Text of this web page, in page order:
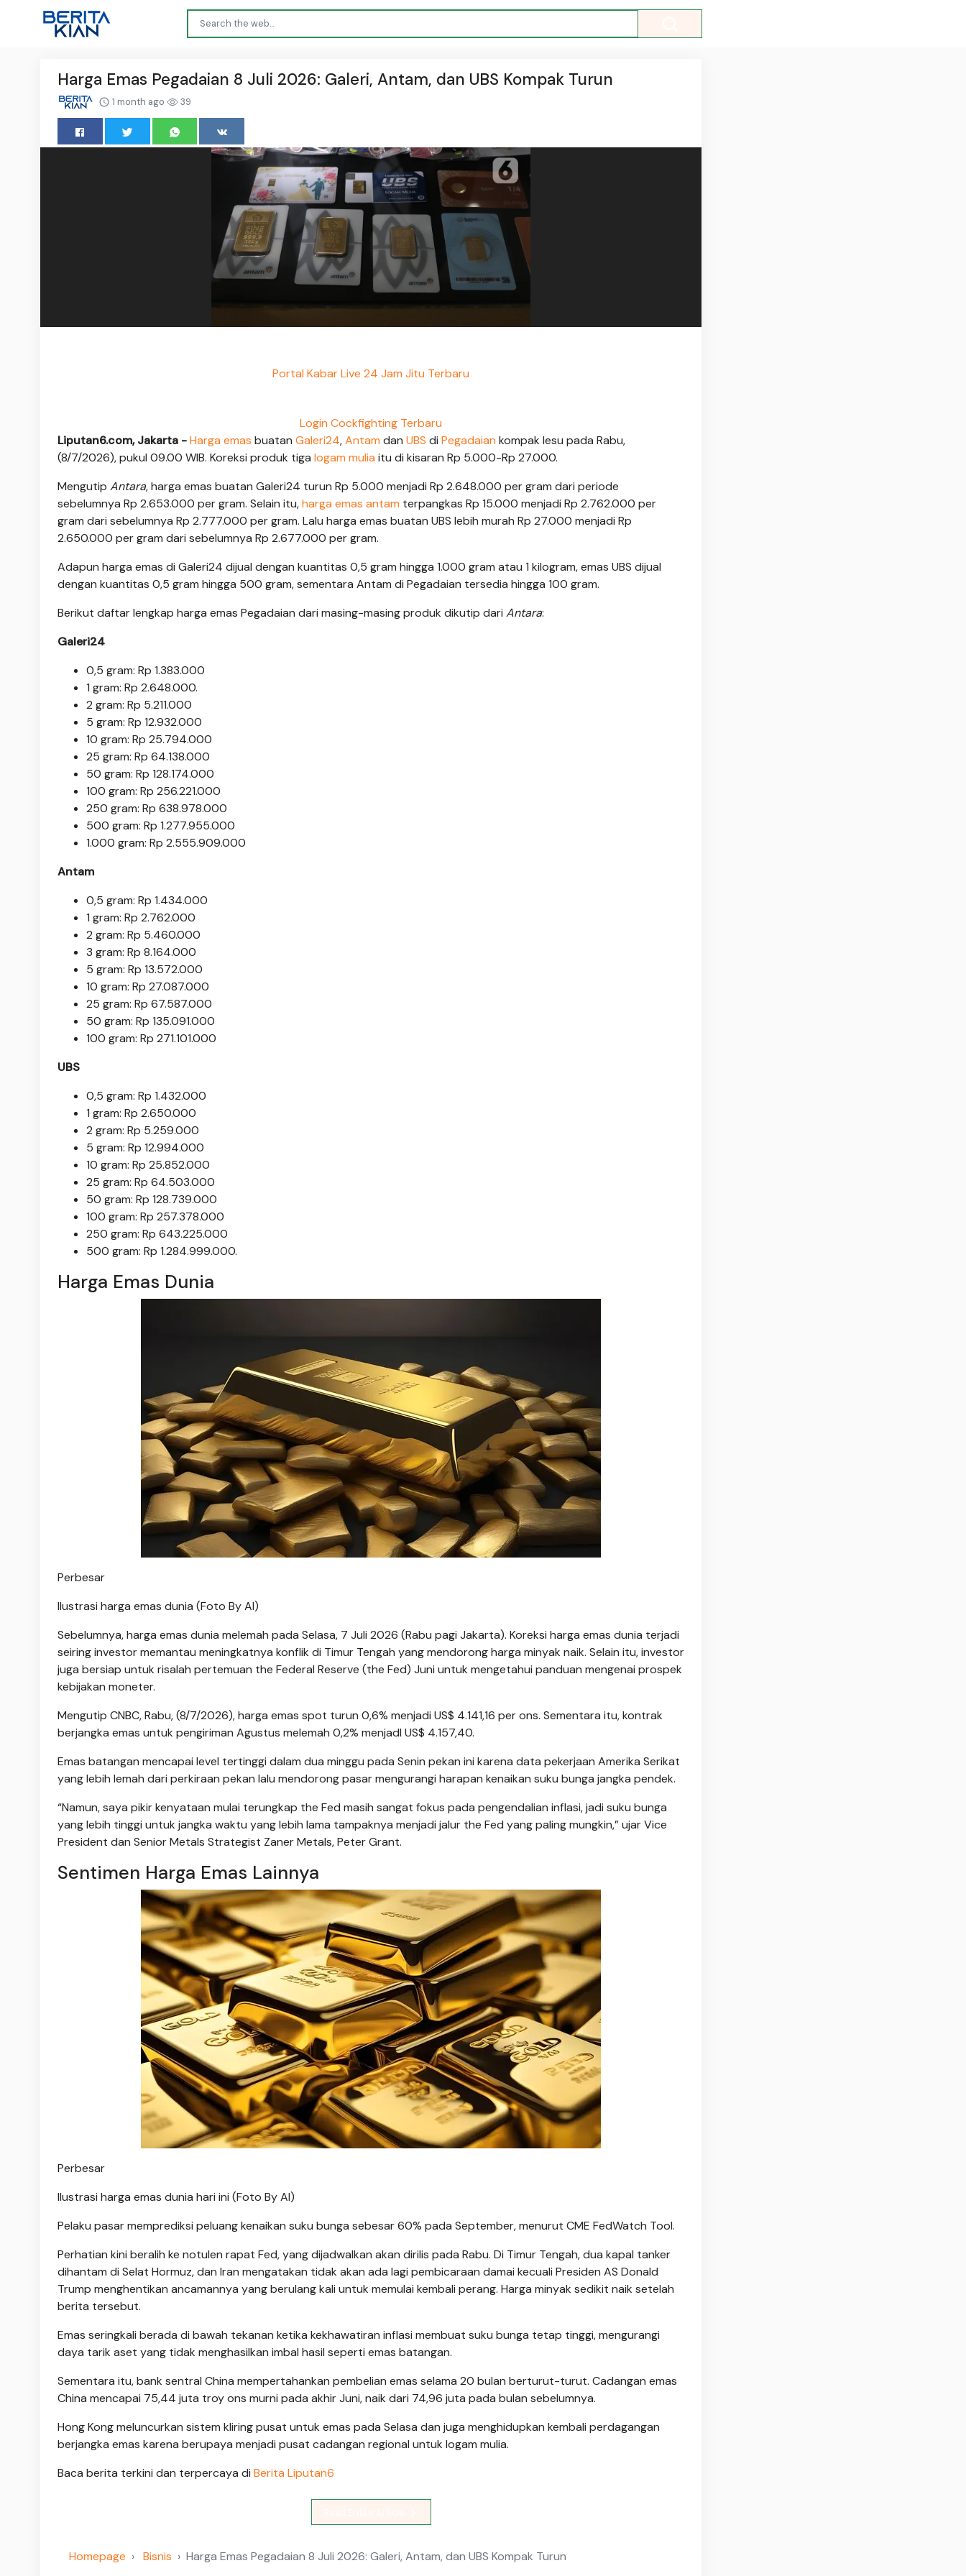
Harga Emas Pegadaian 8 Juli 2026: Galeri, Antam, dan UBS Kompak Turun
1 month ago 39
Portal Kabar Live 24 Jam Jitu Terbaru
Login Cockfighting Terbaru
Liputan6.com, Jakarta -Harga emas buatan Galeri24,Antam dan UBS di Pegadaian kompak lesu pada Rabu,
(8/7/2026), pukul 09.00 WIB. Koreksi produk tiga logam mulia itu di kisaran Rp 5.000-Rp 27.000.
Mengutip Antara, harga emas buatan Galeri24 turun Rp 5.000 menjadi Rp 2.648.000 per gram dari periode
sebelumnya Rp 2.653.000 per gram. Selain itu,harga emas antam terpangkas Rp 15.000 menjadi Rp 2.762.000 per
gram dari sebelumnya Rp 2.777.000 per gram. Lalu harga emas buatan UBS lebih murah Rp 27.000 menjadi Rp
2.650.000 per gram dari sebelumnya Rp 2.677.000 per gram.
Adapun harga emas di Galeri24 dijual dengan kuantitas 0,5 gram hingga 1.000 gram atau 1 kilogram, emas UBS dijual
dengan kuantitas 0,5 gram hingga 500 gram, sementara Antam di Pegadaian tersedia hingga 100 gram.
Berikut daftar lengkap harga emas Pegadaian dari masing-masing produk dikutip dari Antara:
Galeri24
0,5 gram: Rp 1.383.000
1 gram: Rp 2.648.000.
‎2 gram: Rp 5.211.000
‎5 gram: Rp 12.932.000
‎10 gram: Rp 25.794.000
‎25 gram: Rp 64.138.000
‎50 gram: Rp 128.174.000
‎100 gram: Rp 256.221.000
‎250 gram: Rp 638.978.000
‎500 gram: Rp 1.277.955.000
‎1.000 gram: Rp 2.555.909.000
Antam
0,5 gram: Rp 1.434.000
‎1 gram: Rp 2.762.000
‎2 gram: Rp 5.460.000
3 gram: Rp 8.164.000
‎5 gram: Rp 13.572.000
10 gram: Rp 27.087.000
‎25 gram: Rp 67.587.000
‎50 gram: Rp 135.091.000
‎100 gram: Rp 271.101.000
UBS
0,5 gram: Rp 1.432.000
‎1 gram: Rp 2.650.000
‎2 gram: Rp 5.259.000
‎5 gram: Rp 12.994.000
10 gram: Rp 25.852.000
‎25 gram: Rp 64.503.000
‎50 gram: Rp 128.739.000
‎100 gram: Rp 257.378.000
250 gram: Rp 643.225.000
‎500 gram: Rp 1.284.999.000.
Harga Emas Dunia
Perbesar
Ilustrasi harga emas dunia (Foto By AI)
Sebelumnya, harga emas dunia melemah pada Selasa, 7 Juli 2026 (Rabu pagi Jakarta). Koreksi harga emas dunia terjadi
seiring investor memantau meningkatnya konflik di Timur Tengah yang mendorong harga minyak naik. Selain itu, investor
juga bersiap untuk risalah pertemuan the Federal Reserve (the Fed) Juni untuk mengetahui panduan mengenai prospek
kebijakan moneter.
Mengutip CNBC, Rabu, (8/7/2026), harga emas spot turun 0,6% menjadi US$ 4.141,16 per ons. Sementara itu, kontrak
berjangka emas untuk pengiriman Agustus melemah 0,2% menjadI US$ 4.157,40.
Emas batangan mencapai level tertinggi dalam dua minggu pada Senin pekan ini karena data pekerjaan Amerika Serikat
yang lebih lemah dari perkiraan pekan lalu mendorong pasar mengurangi harapan kenaikan suku bunga jangka pendek.
“Namun, saya pikir kenyataan mulai terungkap the Fed masih sangat fokus pada pengendalian inflasi, jadi suku bunga
yang lebih tinggi untuk jangka waktu yang lebih lama tampaknya menjadi jalur the Fed yang paling mungkin,” ujar Vice
President dan Senior Metals Strategist Zaner Metals, Peter Grant.
Sentimen Harga Emas Lainnya
Perbesar
Ilustrasi harga emas dunia hari ini (Foto By AI)
Pelaku pasar memprediksi peluang kenaikan suku bunga sebesar 60% pada September, menurut CME FedWatch Tool.
Perhatian kini beralih ke notulen rapat Fed, yang dijadwalkan akan dirilis pada Rabu. Di Timur Tengah, dua kapal tanker
dihantam di Selat Hormuz, dan Iran mengatakan tidak akan ada lagi pembicaraan damai kecuali Presiden AS Donald
Trump menghentikan ancamannya yang berulang kali untuk memulai kembali perang. Harga minyak sedikit naik setelah
berita tersebut.
Emas seringkali berada di bawah tekanan ketika kekhawatiran inflasi membuat suku bunga tetap tinggi, mengurangi
daya tarik aset yang tidak menghasilkan imbal hasil seperti emas batangan.
Sementara itu, bank sentral China mempertahankan pembelian emas selama 20 bulan berturut-turut. Cadangan emas
China mencapai 75,44 juta troy ons murni pada akhir Juni, naik dari 74,96 juta pada bulan sebelumnya.
Hong Kong meluncurkan sistem kliring pusat untuk emas pada Selasa dan juga menghidupkan kembali perdagangan
berjangka emas karena berupaya menjadi pusat cadangan regional untuk logam mulia.
Baca berita terkini dan terpercaya di Berita Liputan6
Homepage Bisnis Harga Emas Pegadaian 8 Juli 2026: Galeri, Antam, dan UBS Kompak Turun